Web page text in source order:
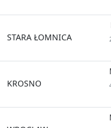
STARA ŁOMNICA
KROSNO